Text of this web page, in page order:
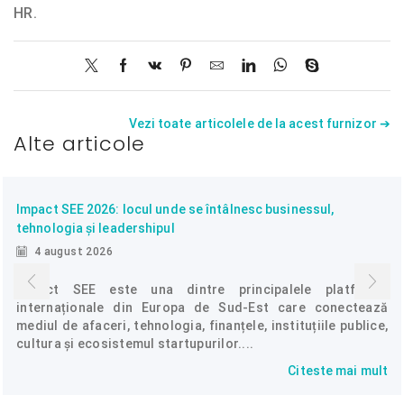
HR.
Vezi toate articolele de la acest furnizor ➔
Alte articole
Impact SEE 2026: locul unde se întâlnesc businessul,
tehnologia și leadershipul
4 august 2026
Impact SEE este una dintre principalele platforme
internaționale din Europa de Sud-Est care conectează
mediul de afaceri, tehnologia, finanțele, instituțiile publice,
cultura și ecosistemul startupurilor....
Citeste mai mult